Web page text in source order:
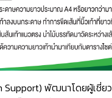
Support) พัฒนาโดยผู้เชี่